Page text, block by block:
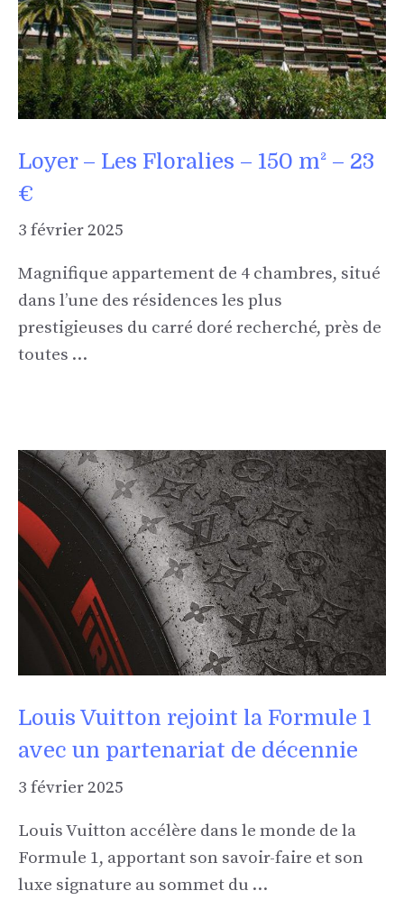
Loyer – Les Floralies – 150 m² – 23
€
3 février 2025
Magnifique appartement de 4 chambres, situé
dans l’une des résidences les plus
prestigieuses du carré doré recherché, près de
toutes …
Louis Vuitton rejoint la Formule 1
avec un partenariat de décennie
3 février 2025
Louis Vuitton accélère dans le monde de la
Formule 1, apportant son savoir-faire et son
luxe signature au sommet du …